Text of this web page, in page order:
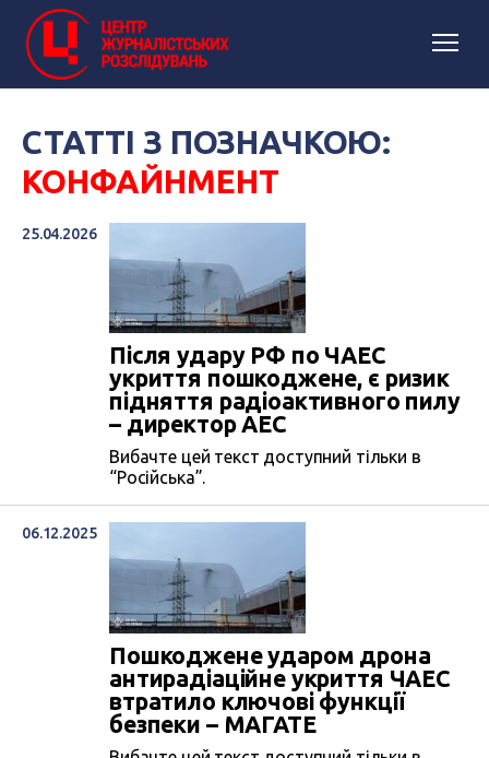
СТАТТІ З ПОЗНАЧКОЮ:
КОНФАЙНМЕНТ
25.04.2026
Після удару РФ по ЧАЕС
укриття пошкоджене, є ризик
підняття радіоактивного пилу
– директор АЕС
Вибачте цей текст доступний тільки в
“Російська”.
06.12.2025
Пошкоджене ударом дрона
антирадіаційне укриття ЧАЕС
втратило ключові функції
безпеки – МАГАТЕ